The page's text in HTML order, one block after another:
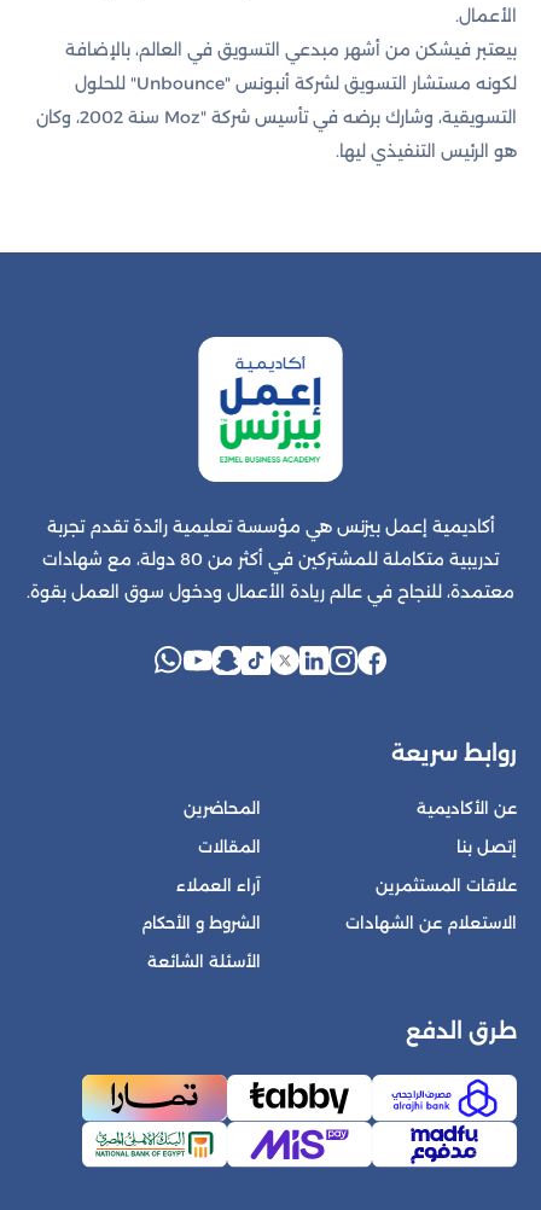
الأعمال.
بيعتبر فيشكن من أشهر مبدعي التسويق في العالم، بالإضافة
لكونه مستشار التسويق لشركة أنبونس "Unbounce" للحلول
التسويقية، وشارك برضه في تأسيس شركة "Moz سنة 2002، وكان
هو الرئيس التنفيذي ليها.
أكاديمية إعمل بيزنس هي مؤسسة تعليمية رائدة تقدم تجربة
تدريبية متكاملة للمشتركين في أكثر من 80 دولة، مع شهادات
معتمدة، للنجاح في عالم ريادة الأعمال ودخول سوق العمل بقوة.
روابط سريعة
عن الأكاديمية
إتصل بنا
علاقات المستثمرين
الاستعلام عن الشهادات
المحاضرين
المقالات
آراء العملاء
الشروط و الأحكام
الأسئلة الشائعة
طرق الدفع